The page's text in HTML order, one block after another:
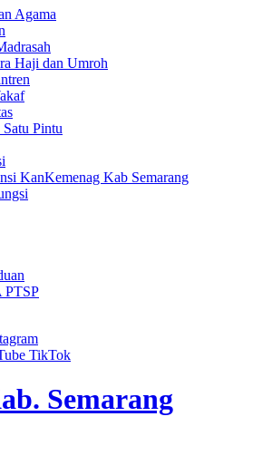
Agama
Haji dan Umroh
Pintu
KanKemenag Kab Semarang
PTSP
TikTok
Semarang